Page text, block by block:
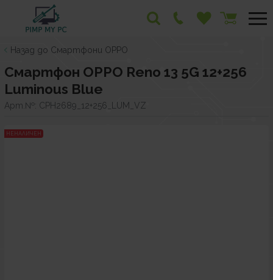
Назад до Смартфони OPPO
Смартфон OPPO Reno 13 5G 12+256
Luminous Blue
Арт.№: CPH2689_12+256_LUM_VZ
НЕНАЛИЧЕН